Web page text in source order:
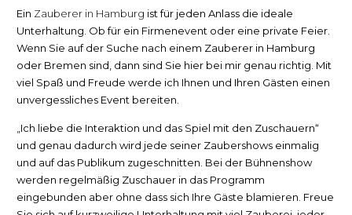
Ein Zauberer in Hamburg ist für jeden Anlass die ideale
Unterhaltung. Ob für ein Firmenevent oder eine private Feier.
Wenn Sie auf der Suche nach einem Zauberer in Hamburg
oder Bremen sind, dann sind Sie hier bei mir genau richtig. Mit
viel Spaß und Freude werde ich Ihnen und Ihren Gästen einen
unvergessliches Event bereiten.
„Ich liebe die Interaktion und das Spiel mit den Zuschauern“
und genau dadurch wird jede seiner Zaubershows einmalig
und auf das Publikum zugeschnitten. Bei der Bühnenshow
werden regelmäßig Zuschauer in das Programm
eingebunden aber ohne dass sich Ihre Gäste blamieren. Freue